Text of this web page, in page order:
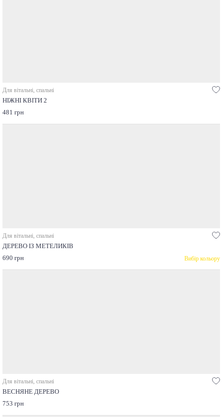
Для вітальні, спальні
НІЖНІ КВІТИ 2
481 грн
Для вітальні, спальні
ДЕРЕВО ІЗ МЕТЕЛИКІВ
690 грн
Вибір кольору
Для вітальні, спальні
ВЕСНЯНЕ ДЕРЕВО
753 грн